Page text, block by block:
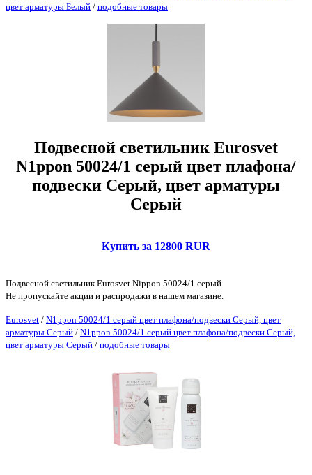
цвет арматуры Белый / подобные товары
Подвесной светильник Eurosvet
N1ppon 50024/1 серый цвет плафона/
подвески Серый, цвет арматуры
Серый
Купить за 12800 RUR
Подвесной светильник Eurosvet Nippon 50024/1 серый
Не пропускайте акции и распродажи в нашем магазине.
Eurosvet / N1ppon 50024/1 серый цвет плафона/подвески Серый, цвет
арматуры Серый / N1ppon 50024/1 серый цвет плафона/подвески Серый,
цвет арматуры Серый / подобные товары